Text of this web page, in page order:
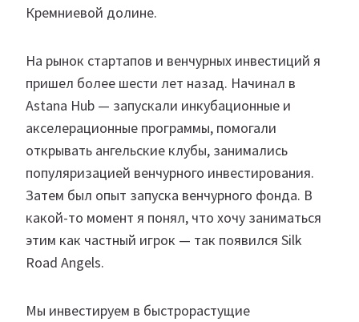
Кремниевой долине.
На рынок стартапов и венчурных инвестиций я
пришел более шести лет назад. Начинал в
Astana Hub — запускали инкубационные и
акселерационные программы, помогали
открывать ангельские клубы, занимались
популяризацией венчурного инвестирования.
Затем был опыт запуска венчурного фонда. В
какой-то момент я понял, что хочу заниматься
этим как частный игрок — так появился Silk
Road Angels.
Мы инвестируем в быстрорастущие